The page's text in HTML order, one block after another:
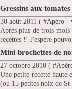
Gressins aux tomates
30 août 2011 ( #Apéro -
Après plus de trois mois
recettes !! J'espère
Mini-brochettes de
27 octobre 2010 ( #
Une petite recette haute
(ou 15 petites noix de St